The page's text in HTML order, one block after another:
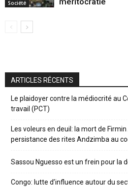
Société
ARTICLES RÉCENTS
Le plaidoyer contre la médiocrité au
travail (PCT)
Les voleurs en deuil: la mort de
persistance des rites Andzimba au
Sassou Nguesso est un frein pour la
Congo: lutte d’influence autour du